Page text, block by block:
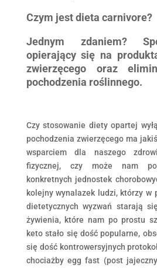
Czym jest dieta carnivore?
Jednym zdaniem?
opierający się na
zwierzęcego oraz
pochodzenia roślinnego.
Czy stosowanie diety opartej
pochodzenia zwierzęcego ma
wsparciem dla naszego
fizycznej, czy może nam
konkretnych jednostek
kolejny wynalazek ludzi, którzy w
dietetycznych wyzwań starają
żywienia, które nam po prostu
keto stało się dość popularne,
się dość kontrowersyjnych
chociażby egg fast (post